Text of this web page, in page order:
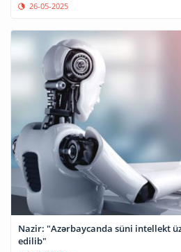
26-05-2025
Nazir: "Azərbaycanda süni intellekt
edilib"